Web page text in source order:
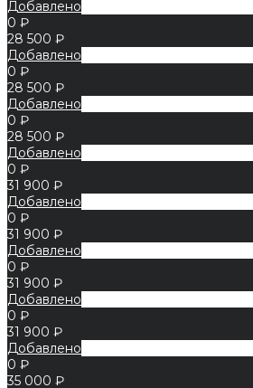
Добавлено
0 ₽
28 500 ₽
Добавлено
0 ₽
28 500 ₽
Добавлено
0 ₽
28 500 ₽
Добавлено
0 ₽
31 900 ₽
Добавлено
0 ₽
31 900 ₽
Добавлено
0 ₽
31 900 ₽
Добавлено
0 ₽
31 900 ₽
Добавлено
0 ₽
35 000 ₽